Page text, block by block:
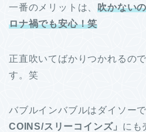
一番のメリットは、吹かない
ロナ禍でも安心！笑
正直吹いてばかりつかれるの
す。笑
バブルインバブルはダイソー
COINS/スリーコインズ」 にも